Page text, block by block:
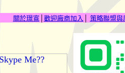
關於璟寬│ 歡迎廠商加入 策略聯盟與